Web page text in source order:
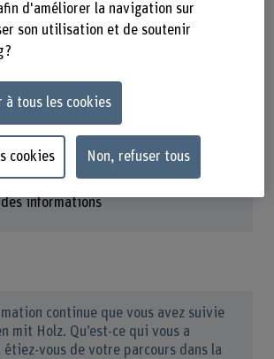
de projet dans le cadre du CAS
mit Holz.
invitée
informations
continue que vous avez suivie
mit Holz. Qu’est-ce qui vous a
étiez-vous de votre parcours dans la
d'améliorer la navigation sur
son utilisation et de soutenir
?
à tous les cookies
cookies Non, refuser tous